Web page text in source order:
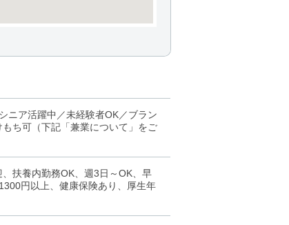
ニア活躍中／未経験者OK／ブラン
ち可（下記「兼業について」をご
扶養内勤務OK、週3日～OK、早
円以上、健康保険あり、厚生年